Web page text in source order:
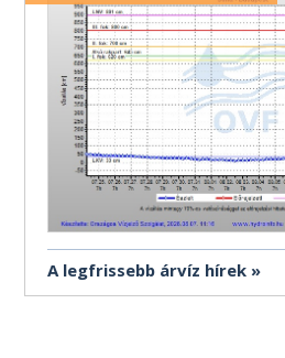
A legfrissebb árvíz hírek